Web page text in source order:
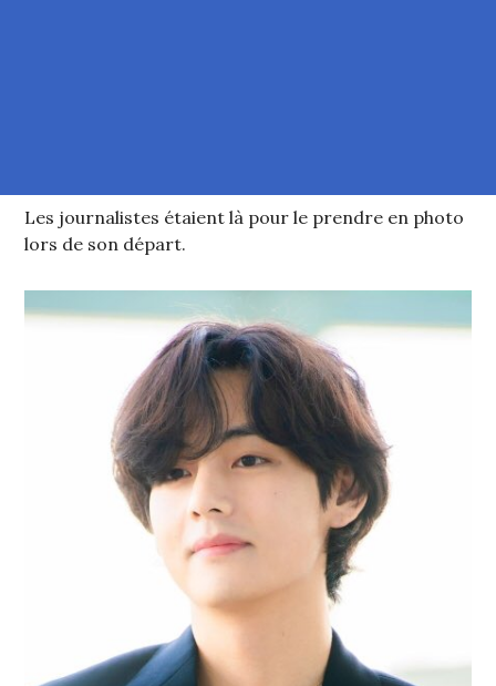
Les journalistes étaient là pour le prendre en photo
lors de son départ.